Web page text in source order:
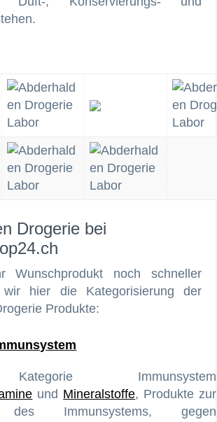
Drogerie bei
Wunschprodukt noch schneller
hier die Kategorisierung der
Produkte:
Immunsystem
und Mineralstoffe, Produkte zur
des Immunsystems, gegen